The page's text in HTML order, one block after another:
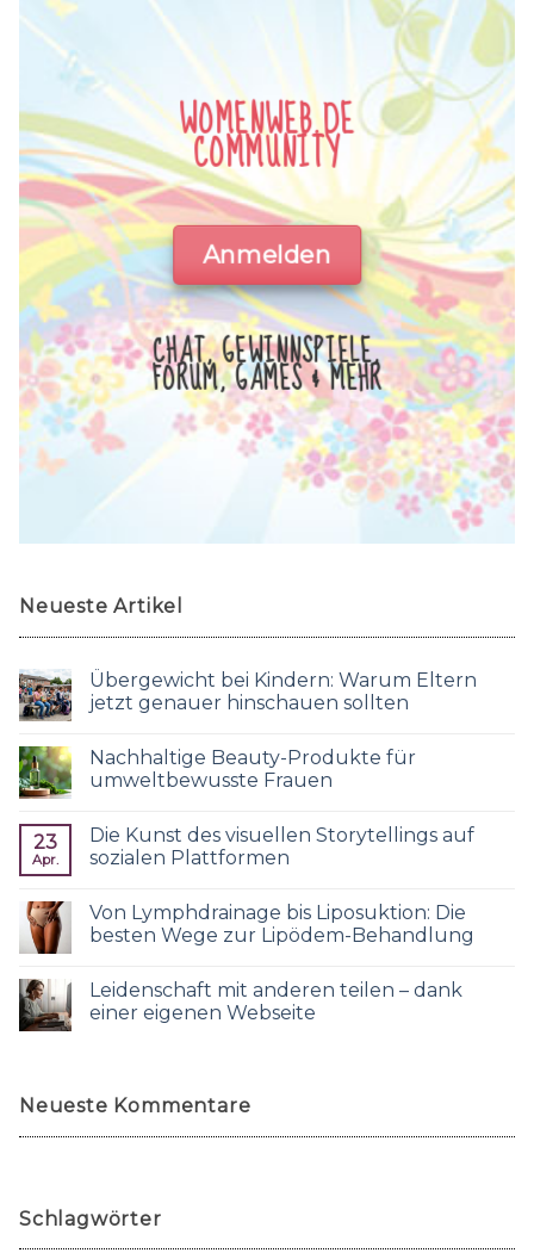
WOMENWEB.DE
COMMUNITY
Anmelden
CHAT, GEWINNSPIELE,
FORUM, GAMES & MEHR
Neueste Artikel
Übergewicht bei Kindern: Warum Eltern
jetzt genauer hinschauen sollten
Nachhaltige Beauty-Produkte für
umweltbewusste Frauen
23
Apr.
Die Kunst des visuellen Storytellings auf
sozialen Plattformen
Von Lymphdrainage bis Liposuktion: Die
besten Wege zur Lipödem-Behandlung
Leidenschaft mit anderen teilen – dank
einer eigenen Webseite
Neueste Kommentare
Schlagwörter